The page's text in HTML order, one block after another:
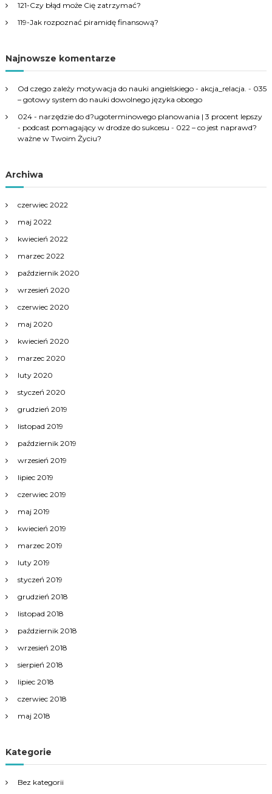
121-Czy błąd może Cię zatrzymać?
119-Jak rozpoznać piramidę finansową?
Najnowsze komentarze
Od czego zależy motywacja do nauki angielskiego - akcja_relacja. - 035
– gotowy system do nauki dowolnego języka obcego
024 - narzędzie do d?ugoterminowego planowania | 3 procent lepszy
- podcast pomagający w drodze do sukcesu - 022 – co jest naprawd?
ważne w Twoim Życiu?
Archiwa
czerwiec 2022
maj 2022
kwiecień 2022
marzec 2022
październik 2020
wrzesień 2020
czerwiec 2020
maj 2020
kwiecień 2020
marzec 2020
luty 2020
styczeń 2020
grudzień 2019
listopad 2019
październik 2019
wrzesień 2019
lipiec 2019
czerwiec 2019
maj 2019
kwiecień 2019
marzec 2019
luty 2019
styczeń 2019
grudzień 2018
listopad 2018
październik 2018
wrzesień 2018
sierpień 2018
lipiec 2018
czerwiec 2018
maj 2018
Kategorie
Bez kategorii